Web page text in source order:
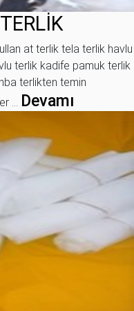
at terlik tela terlik havlu
terlik kadife pamuk terlik
terlikten temin
... Devamı